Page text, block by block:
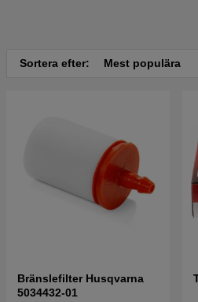
Tryck här för sprängskiss
Husqvarna 36R
Tryck här för sprängskiss
Husqvarna 36R
Sortera efter: Mest populära
Bränslefilter Husqvarna
5034432-01